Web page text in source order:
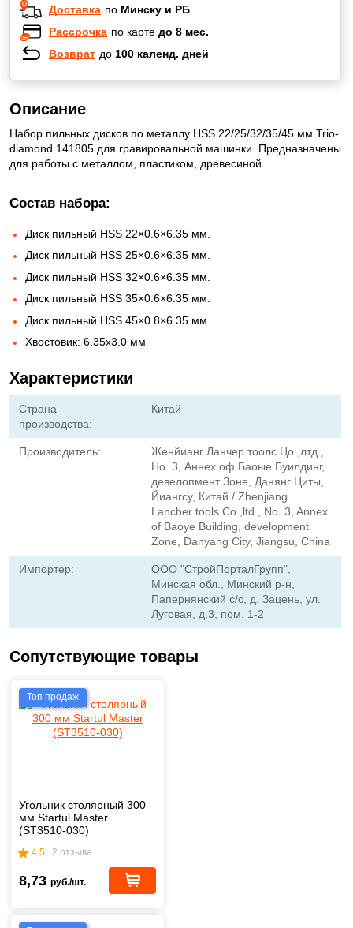
Доставка по Минску и РБ
Рассрочка по карте до 8 мес.
Возврат до 100 календ. дней
Описание
Набор пильных дисков по металлу HSS 22/25/32/35/45 мм Trio-
diamond 141805 для гравировальной машинки. Предназначены
для работы с металлом, пластиком, древесиной.
Состав набора:
Диск пильный HSS 22×0.6×6.35 мм.
Диск пильный HSS 25×0.6×6.35 мм.
Диск пильный HSS 32×0.6×6.35 мм.
Диск пильный HSS 35×0.6×6.35 мм.
Диск пильный HSS 45×0.8×6.35 мм.
Хвостовик: 6.35х3.0 мм
Характеристики
Страна
производства:
Китай
Производитель:
Женйианг Ланчер тоолс Цо.,лтд.,
Но. 3, Аннех оф Баоые Буилдинг,
девелопмент Зоне, Данянг Циты,
Йиангсу, Китай / Zhenjiang
Lancher tools Co.,ltd., No. 3, Annex
of Baoye Building, development
Zone, Danyang City, Jiangsu, China
Импортер:
ООО "СтройПорталГрупп",
Минская обл., Минский р-н,
Папернянский с/с, д. Зацень, ул.
Луговая, д.3, пом. 1-2
Сопутствующие товары
Топ продаж
Угольник столярный 300
мм Startul Master
(ST3510-030)
4.5 2 отзыва
8,73 руб./шт.